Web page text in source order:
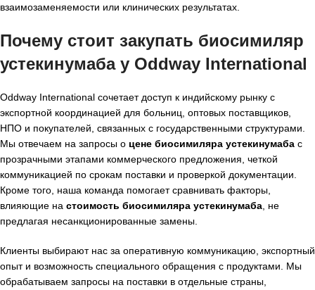
взаимозаменяемости или клинических результатах.
Почему стоит закупать биосимиляр
устекинумаба у Oddway International
Oddway International сочетает доступ к индийскому рынку с
экспортной координацией для больниц, оптовых поставщиков,
НПО и покупателей, связанных с государственными структурами.
Мы отвечаем на запросы о цене биосимиляра устекинумаба с
прозрачными этапами коммерческого предложения, четкой
коммуникацией по срокам поставки и проверкой документации.
Кроме того, наша команда помогает сравнивать факторы,
влияющие на стоимость биосимиляра устекинумаба , не
предлагая несанкционированные замены.
Клиенты выбирают нас за оперативную коммуникацию, экспортный
опыт и возможность специального обращения с продуктами. Мы
обрабатываем запросы на поставки в отдельные страны,